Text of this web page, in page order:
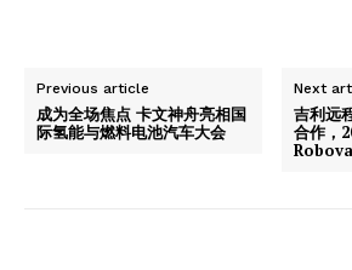
Previous article
成为全场焦点 卡文神舟亮相国
际氢能与燃料电池汽车大会
Next
吉利远
合作，